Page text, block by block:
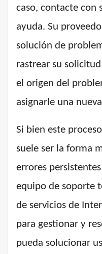
caso, contacte con
ayuda. Su
solución de
rastrear su
el origen del
asignarle una
Si bien este
suele ser la forma
errores
equipo de soporte
de servicios de
para gestionar y
pueda solucionar